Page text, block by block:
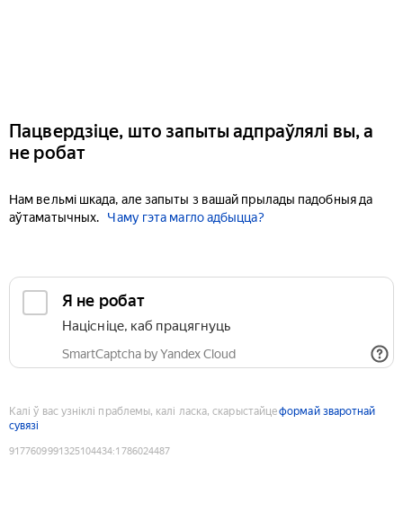
Пацвердзіце, што запыты адпраўлялі вы, а
не робат
Нам вельмі шкада, але запыты з вашай прылады падобныя да
аўтаматычных.
Чаму гэта магло адбыцца?
Я не робат
Націсніце, каб працягнуць
SmartCaptcha by Yandex Cloud
Калі ў вас узніклі праблемы, калі ласка, скарыстайцеформай зваротнай
сувязі
9177609991325104434:1786024487